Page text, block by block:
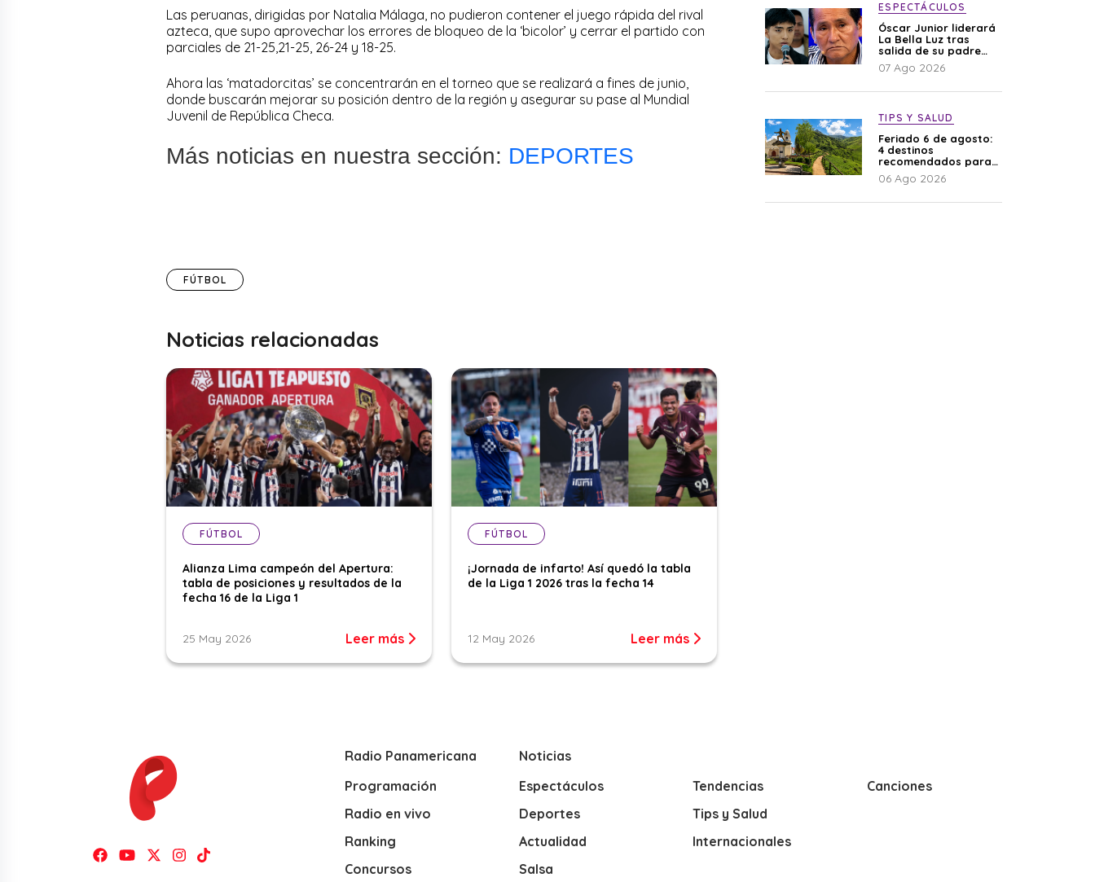
Las peruanas, dirigidas por Natalia Málaga, no pudieron contener el juego rápida del rival
azteca, que supo aprovechar los errores de bloqueo de la ‘bicolor’ y cerrar el partido con
parciales de 21-25,21-25, 26-24 y 18-25.
Ahora las ‘matadorcitas’ se concentrarán en el torneo que se realizará a fines de junio,
donde buscarán mejorar su posición dentro de la región y asegurar su pase al Mundial
Juvenil de República Checa.
Más noticias en nuestra sección: DEPORTES
FÚTBOL
Noticias relacionadas
FÚTBOL
Alianza Lima campeón del Apertura:
tabla de posiciones y resultados de la
fecha 16 de la Liga 1
25 May 2026 Leer más
FÚTBOL
¡Jornada de infarto! Así quedó la tabla
de la Liga 1 2026 tras la fecha 14
12 May 2026 Leer más
ESPECTÁCULOS
Óscar Junior liderará
La Bella Luz tras
salida de su padre
por polémica con
Naldy Saldaña
07 Ago 2026
TIPS Y SALUD
Feriado 6 de agosto:
4 destinos
recomendados para
disfrutar el descanso
06 Ago 2026
Radio Panamericana
Programación
Radio en vivo
Ranking
Concursos
Noticias
Espectáculos
Deportes
Actualidad
Salsa
Tendencias
Tips y Salud
Internacionales
Canciones